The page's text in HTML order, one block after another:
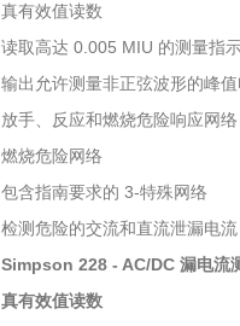
真有效值读数
读取高达 0.005 MIU 的测量指
输出允许测量非正弦波形的峰
放手、反应和燃烧危险响应网络
燃烧危险网络
包含指南要求的 3-特殊网络
检测危险的交流和直流泄漏电流
Simpson 228 - AC/DC 漏电流
真有效值读数